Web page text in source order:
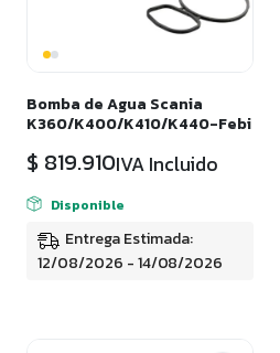
Bomba de Agua Scania
K360/K400/K410/K440-Febi
$819.910IVA Incluido
Disponible
Entrega Estimada:
12/08/2026 - 14/08/2026